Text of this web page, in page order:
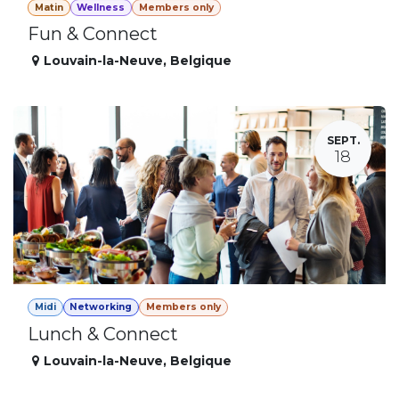
Matin Wellness Members only
Fun & Connect
Louvain-la-Neuve, Belgique
SEPT.
18
Midi Networking Members only
Lunch & Connect
Louvain-la-Neuve, Belgique